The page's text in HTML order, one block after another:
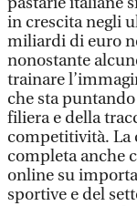
in crescita negli
miliardi di euro
nonostante
trainare
che sta
filiera e della
competitività. La
completa anche
online su
sportive e del